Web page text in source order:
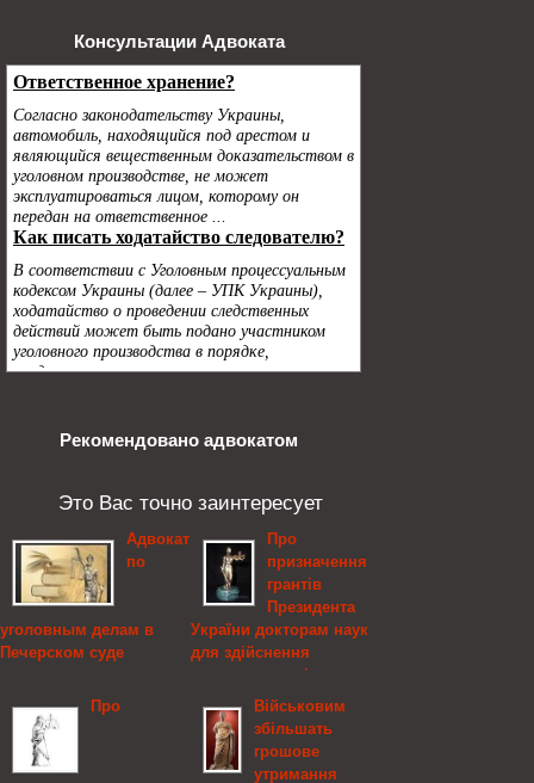
Консультации Адвоката
Рекомендовано адвокатом
Это Вас точно заинтересует
Адвокат
по
уголовным делам в
Печерском суде
защита от уголовного
преследования и
консультация в
правовых вопросах, на
Про
Про
призначення
грантів
Президента
України докторам наук
для здійснення
наукових досліджень на
2012 рік, Президент
України
Розпорядження
Президента України
Військовим
збільшать
грошове
утримання